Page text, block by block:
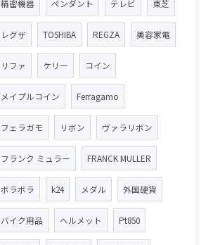
精密機器 ペンダント テレビ 東芝
レグザ TOSHIBA REGZA 美容家電
リファ ケリー コイン
メイプルコイン Ferragamo
フェラガモ リボン ヴァラリボン
フランク ミュラー FRANCK MULLER
ボラボラ k24 メダル 外国硬貨
バイク用品 ヘルメット Pt850